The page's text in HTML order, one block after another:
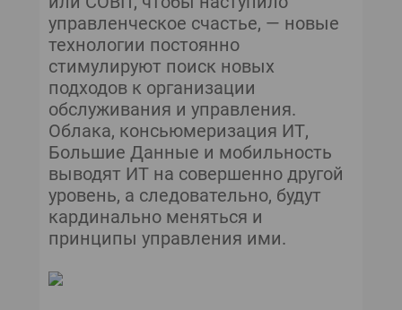
управленческое счастье, — новые
технологии постоянно
стимулируют поиск новых
подходов к организации
обслуживания и управления.
Облака, консьюмеризация ИТ,
Большие Данные и мобильность
выводят ИТ на совершенно другой
уровень, а следовательно, будут
кардинально меняться и
принципы управления ими.